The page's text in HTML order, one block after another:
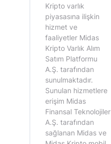
Kripto varlık
piyasasına ilişkin
hizmet ve
faaliyetler Midas
Kripto Varlık Alım
Satım Platformu
A.Ş. tarafından
sunulmaktadır.
Sunulan hizmetlere
erişim Midas
Finansal Teknolojiler
A.Ş. tarafından
sağlanan Midas ve